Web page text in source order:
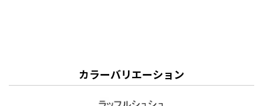
カラーバリエーション